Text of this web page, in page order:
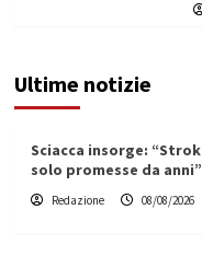
Ultime notizie
Sciacca insorge:
solo promesse da anni”
Redazione 08/08/2026